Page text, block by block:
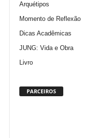
Arquétipos
Momento de Reflexão
Dicas Acadêmicas
JUNG: Vida e Obra
Livro
PARCEIROS